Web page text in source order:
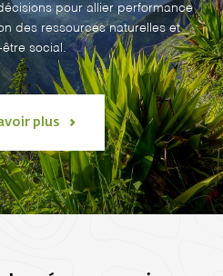
pour allier performance
des ressources naturelles et
être social.
plus